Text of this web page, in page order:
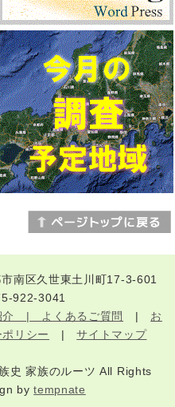
南区久世東土川町17-3-601
922-3041
介 | よくあるご質問 | お
リシー |サイトマップ
史 家族のルーツ All Rights
bytempnate